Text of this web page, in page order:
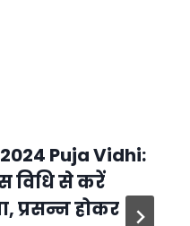
Puja Vidhi:
विधि से करें
प्रसन्न होकर